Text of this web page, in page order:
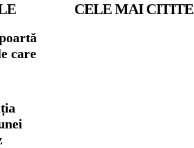
care
CELE MAI CITITE